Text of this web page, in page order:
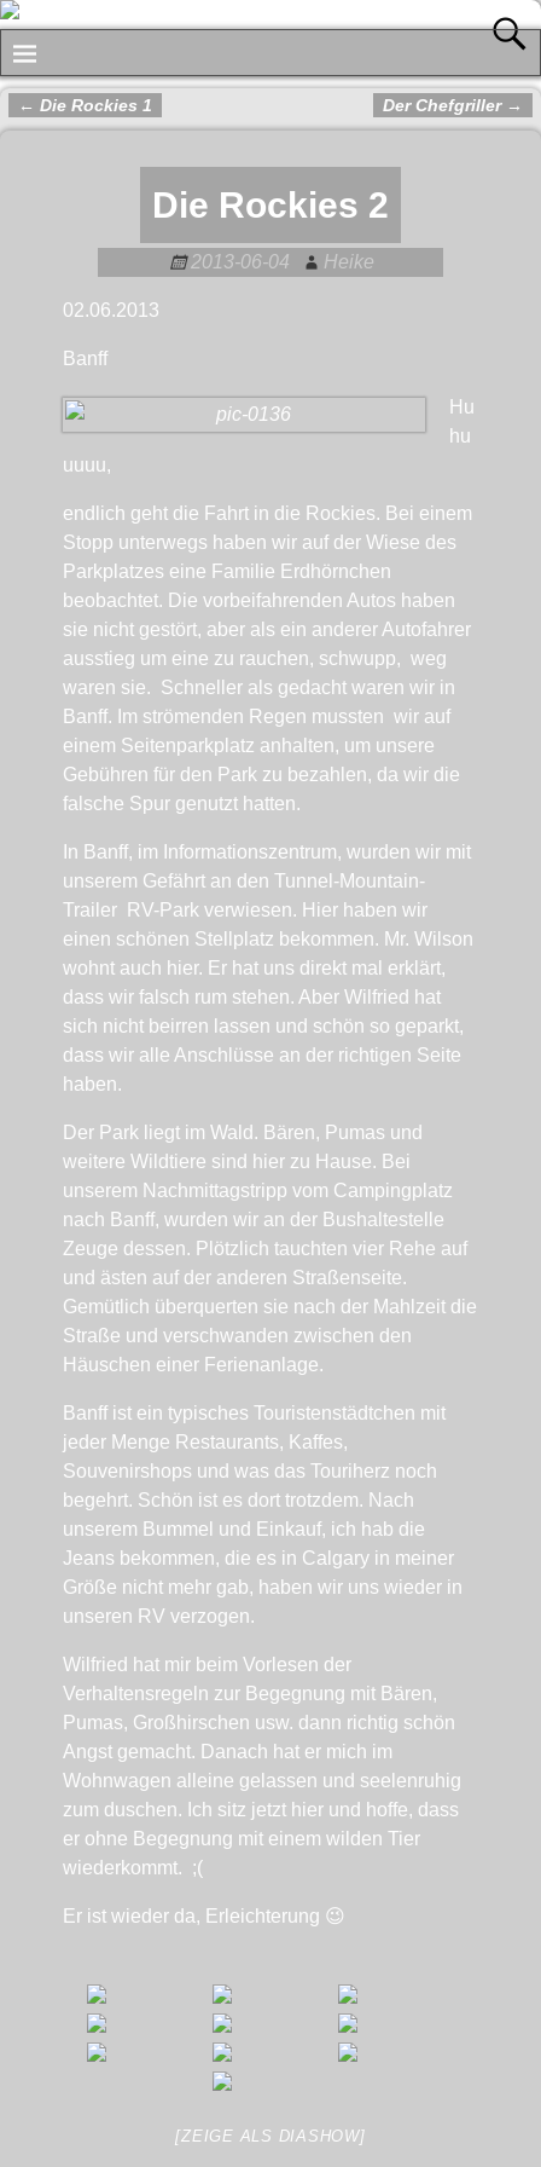
Artikelnavigation
← Die Rockies 1 Der Chefgriller →
Die Rockies 2
2013-06-04 Heike
02.06.2013
Banff
Hu
hu
uuuu,
endlich geht die Fahrt in die Rockies. Bei einem
Stopp unterwegs haben wir auf der Wiese des
Parkplatzes eine Familie Erdhörnchen
beobachtet. Die vorbeifahrenden Autos haben
sie nicht gestört, aber als ein anderer Autofahrer
ausstieg um eine zu rauchen, schwupp, weg
waren sie. Schneller als gedacht waren wir in
Banff. Im strömenden Regen mussten wir auf
einem Seitenparkplatz anhalten, um unsere
Gebühren für den Park zu bezahlen, da wir die
falsche Spur genutzt hatten.
In Banff, im Informationszentrum, wurden wir mit
unserem Gefährt an den Tunnel-Mountain-
Trailer RV-Park verwiesen. Hier haben wir
einen schönen Stellplatz bekommen. Mr. Wilson
wohnt auch hier. Er hat uns direkt mal erklärt,
dass wir falsch rum stehen. Aber Wilfried hat
sich nicht beirren lassen und schön so geparkt,
dass wir alle Anschlüsse an der richtigen Seite
haben.
Der Park liegt im Wald. Bären, Pumas und
weitere Wildtiere sind hier zu Hause. Bei
unserem Nachmittagstripp vom Campingplatz
nach Banff, wurden wir an der Bushaltestelle
Zeuge dessen. Plötzlich tauchten vier Rehe auf
und ästen auf der anderen Straßenseite.
Gemütlich überquerten sie nach der Mahlzeit die
Straße und verschwanden zwischen den
Häuschen einer Ferienanlage.
Banff ist ein typisches Touristenstädtchen mit
jeder Menge Restaurants, Kaffes,
Souvenirshops und was das Touriherz noch
begehrt. Schön ist es dort trotzdem. Nach
unserem Bummel und Einkauf, ich hab die
Jeans bekommen, die es in Calgary in meiner
Größe nicht mehr gab, haben wir uns wieder in
unseren RV verzogen.
Wilfried hat mir beim Vorlesen der
Verhaltensregeln zur Begegnung mit Bären,
Pumas, Großhirschen usw. dann richtig schön
Angst gemacht. Danach hat er mich im
Wohnwagen alleine gelassen und seelenruhig
zum duschen. Ich sitz jetzt hier und hoffe, dass
er ohne Begegnung mit einem wilden Tier
wiederkommt. ;(
Er ist wieder da, Erleichterung 😉
[ZEIGE ALS DIASHOW]